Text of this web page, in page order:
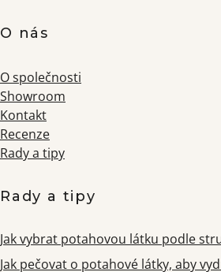
O nás
O společnosti
Showroom
Kontakt
Recenze
Rady a tipy
Rady a tipy
Jak vybrat potahovou látku podle
Jak pečovat o potahové látky, aby